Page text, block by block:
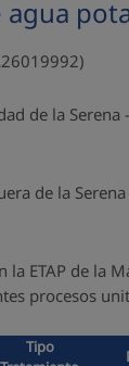
de la Serena
de la
la ETAP de la
procesos
Tipo